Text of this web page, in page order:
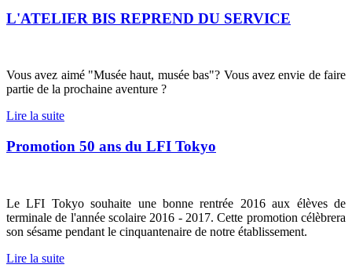
L'ATELIER BIS REPREND DU SERVICE
Vous avez aimé "Musée haut, musée bas"? Vous avez envie de faire
partie de la prochaine aventure ?
Lire la suite
Promotion 50 ans du LFI Tokyo
Le LFI Tokyo souhaite une bonne rentrée 2016 aux élèves de
terminale de l'année scolaire 2016 - 2017. Cette promotion célèbrera
son sésame pendant le cinquantenaire de notre établissement.
Lire la suite